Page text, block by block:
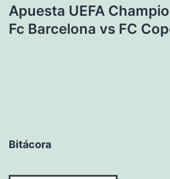
Apuesta UEFA
Fc Barcelona vs FC
Bitácora